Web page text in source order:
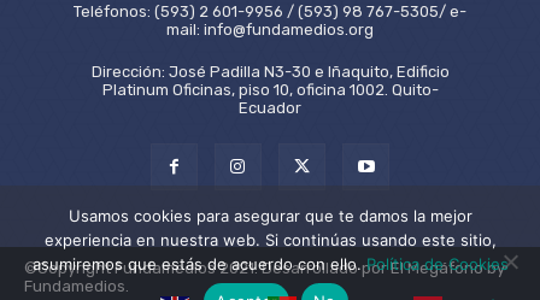
Teléfonos: (593) 2 601-9956 / (593) 98 767-5305/ e-
mail: info@fundamedios.org
Dirección: José Padilla N3-30 e Iñaquito, Edificio
Platinum Oficinas, piso 10, oficina 1002. Quito-
Ecuador
©Copyright Fundamedios 2021. Desarrollado por El Megáfono by
Fundamedios.
Usamos cookies para asegurar que te damos la mejor
experiencia en nuestra web. Si continúas usando este sitio,
asumiremos que estás de acuerdo con ello.Política de Cookies